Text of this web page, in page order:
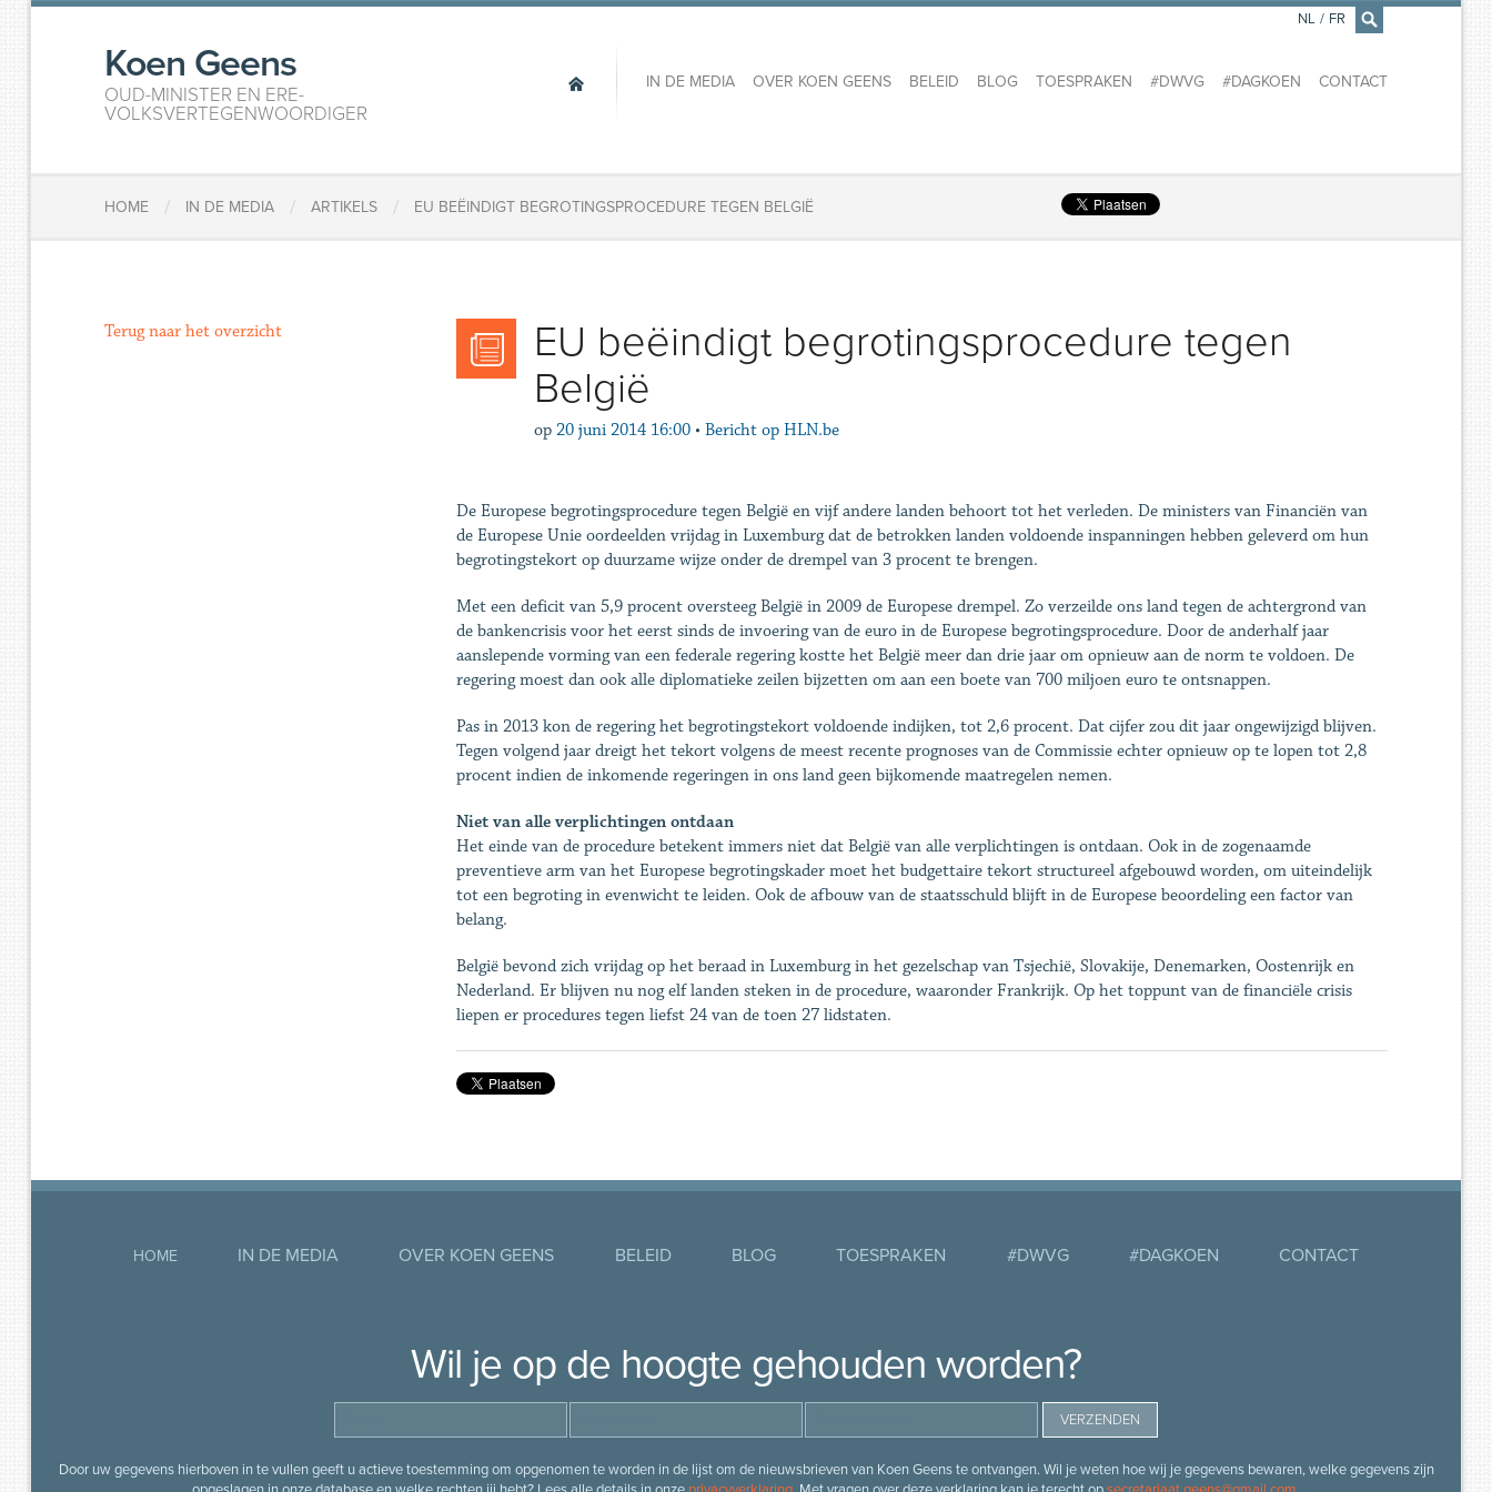
×
Koen Geens
OUD-MINISTER EN ERE-
VOLKSVERTEGENWOORDIGER
IN DE MEDIA OVER KOEN GEENS BELEID BLOG TOESPRAKEN #DWVG #DAGKOEN CONTACT
NL / FR
HOME / IN DE MEDIA / ARTIKELS / EU BEËINDIGT BEGROTINGSPROCEDURE TEGEN BELGIË
EU beëindigt begrotingsprocedure tegen
België
op 20 juni 2014 16:00 • Bericht op HLN.be
De Europese begrotingsprocedure tegen België en vijf andere landen behoort tot het verleden. De ministers van Financiën van
de Europese Unie oordeelden vrijdag in Luxemburg dat de betrokken landen voldoende inspanningen hebben geleverd om hun
begrotingstekort op duurzame wijze onder de drempel van 3 procent te brengen.
Met een deficit van 5,9 procent oversteeg België in 2009 de Europese drempel. Zo verzeilde ons land tegen de achtergrond van
de bankencrisis voor het eerst sinds de invoering van de euro in de Europese begrotingsprocedure. Door de anderhalf jaar
aanslepende vorming van een federale regering kostte het België meer dan drie jaar om opnieuw aan de norm te voldoen. De
regering moest dan ook alle diplomatieke zeilen bijzetten om aan een boete van 700 miljoen euro te ontsnappen.
Pas in 2013 kon de regering het begrotingstekort voldoende indijken, tot 2,6 procent. Dat cijfer zou dit jaar ongewijzigd blijven.
Tegen volgend jaar dreigt het tekort volgens de meest recente prognoses van de Commissie echter opnieuw op te lopen tot 2,8
procent indien de inkomende regeringen in ons land geen bijkomende maatregelen nemen.
Niet van alle verplichtingen ontdaan
Het einde van de procedure betekent immers niet dat België van alle verplichtingen is ontdaan. Ook in de zogenaamde
preventieve arm van het Europese begrotingskader moet het budgettaire tekort structureel afgebouwd worden, om uiteindelijk
tot een begroting in evenwicht te leiden. Ook de afbouw van de staatsschuld blijft in de Europese beoordeling een factor van
belang.
België bevond zich vrijdag op het beraad in Luxemburg in het gezelschap van Tsjechië, Slovakije, Denemarken, Oostenrijk en
Nederland. Er blijven nu nog elf landen steken in de procedure, waaronder Frankrijk. Op het toppunt van de financiële crisis
liepen er procedures tegen liefst 24 van de toen 27 lidstaten.
Terug naar het overzicht
HOME IN DE MEDIA OVER KOEN GEENS BELEID BLOG TOESPRAKEN #DWVG #DAGKOEN CONTACT
Wil je op de hoogte gehouden worden?
Door uw gegevens hierboven in te vullen geeft u actieve toestemming om opgenomen te worden in de lijst om de nieuwsbrieven van Koen Geens te ontvangen. Wil je weten hoe wij je gegevens bewaren, welke gegevens zijn